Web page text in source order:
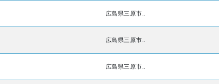
広島県三原市..
広島県三原市..
広島県三原市..